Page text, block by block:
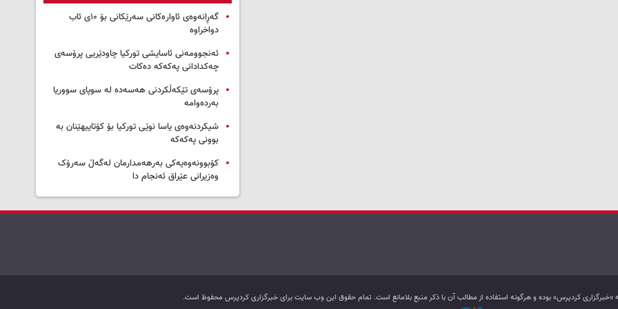
گەڕانەوەی ئاوارەکانی سەرێکانی بۆ ۱۰ی ئاب
دواخراوە
ئەنجوومەنی ئاسایشی تورکیا چاودێریی پرۆسەی
چەکدادانی پەکەکە دەکات
پرۆسەی تێکەڵکردنی هەسەدە لە سوپای سووریا
بەردەوامە
شیکردنەوەی یاسا نوێی تورکیا بۆ کۆتاییهێنان بە
بوونی پەکەکە
کۆبوونەوەیەکی بەرهەمدارمان لەگەڵ سەرۆک
وەزیرانی عێراق ئەنجام دا
«خبرگزاری کردپرس» بوده و هرگونه استفاده از مطالب آن با ذکر منبع بلامانع است. تمام حقوق این وب سایت برای خبرگزاری کردپرس محفوظ است.